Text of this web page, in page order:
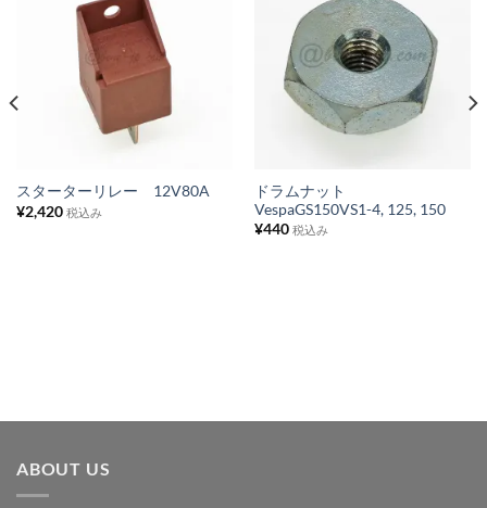
ス
スターターリレー 12V80A
¥2,420 税込み
気
に
入
ト
ドラムナット
VespaGS150VS1-4, 125, 150
¥440 税込み
ABOUT US